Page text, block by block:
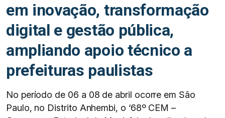
em inovação, transformação
digital e gestão pública,
ampliando apoio técnico a
prefeituras paulistas
No período de 06 a 08 de abril ocorre em São
Paulo, no Distrito Anhembi, o ‘68º CEM –